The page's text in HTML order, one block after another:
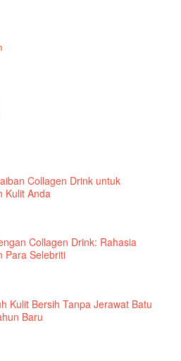
Collagen Drink untuk
Kulit Anda
Collagen Drink: Rahasia
Para Selebriti
Kulit Bersih Tanpa Jerawat Batu
Baru